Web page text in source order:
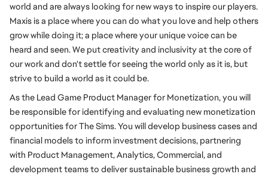
world and are always looking for new ways to inspire our players.
Maxis is a place where you can do what you love and help others
grow while doing it; a place where your unique voice can be
heard and seen. We put creativity and inclusivity at the core of
our work and don't settle for seeing the world only as it is, but
strive to build a world as it could be.
As the Lead Game Product Manager for Monetization, you will
be responsible for identifying and evaluating new monetization
opportunities for The Sims. You will develop business cases and
financial models to inform investment decisions, partnering
with Product Management, Analytics, Commercial, and
development teams to deliver sustainable business growth and